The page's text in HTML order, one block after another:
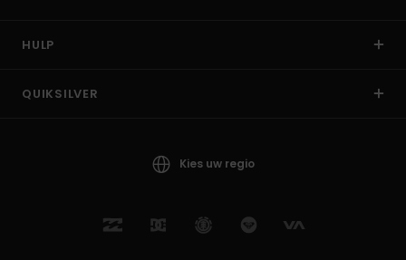
HULP
QUIKSILVER
Kies uw regio